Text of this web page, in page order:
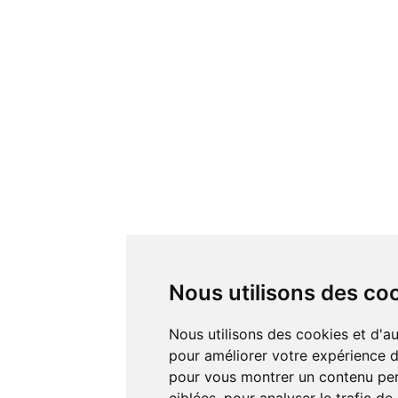
Nous utilisons des
Nous utilisons des cookies et d'autres technologies de suivi
pour améliorer votre expérience
pour vous montrer un contenu